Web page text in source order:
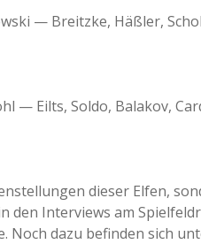
a
a
e
— Breitzke, Häßler,
— Eilts, Soldo, Balakov,
dieser Elfen,
den Interviews am
Noch dazu befinden sich